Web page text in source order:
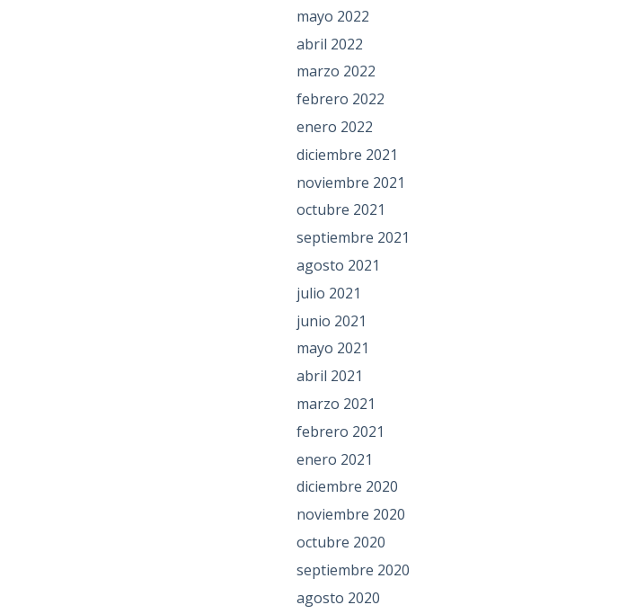
mayo 2022
abril 2022
marzo 2022
febrero 2022
enero 2022
diciembre 2021
noviembre 2021
octubre 2021
septiembre 2021
agosto 2021
julio 2021
junio 2021
mayo 2021
abril 2021
marzo 2021
febrero 2021
enero 2021
diciembre 2020
noviembre 2020
octubre 2020
septiembre 2020
agosto 2020